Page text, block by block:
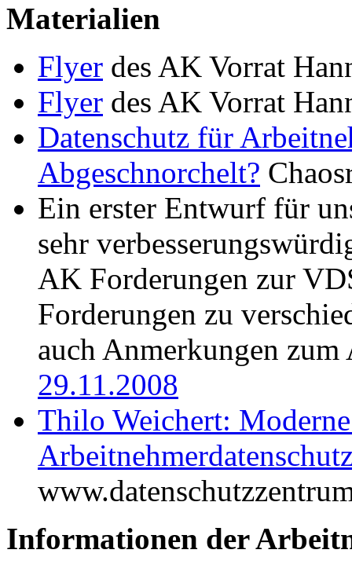
Materialien
Flyer des AK Vorrat
Flyer des AK Vorrat
Datenschutz für
Abgeschnorchelt?
Ein erster Entwurf für
sehr
AK Forderungen zur
Forderungen zu
auch Anmerkungen
29.11.2008
Thilo Weichert:
Informationen der